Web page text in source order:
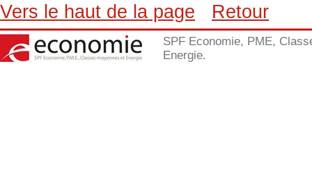
Vers le haut de la page Retour
SPF Economie, PME,
Energie.